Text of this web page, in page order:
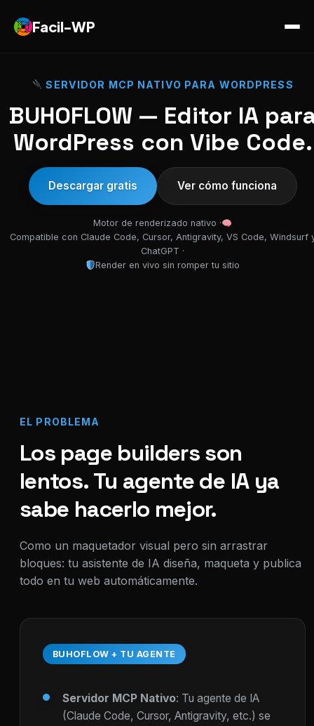
Facil-WP
SERVIDOR MCP NATIVO PARA WORDPRESS
BUHOFLOW — Editor IA
WordPress con Vibe Code.
Descargar gratis Ver cómo funciona
Motor de renderizado nativo ·
Compatible con Claude Code, Cursor, Antigravity, VS Code, Windsurf
ChatGPT ·
Render en vivo sin romper tu sitio
EL PROBLEMA
Los page builders son
lentos. Tu agente de IA ya
sabe hacerlo mejor.
Como un maquetador visual pero sin arrastrar
bloques: tu asistente de IA diseña, maqueta y publica
todo en tu web automáticamente.
BUHOFLOW + TU AGENTE
Servidor MCP Nativo: Tu agente de IA
(Claude Code, Cursor, Antigravity, etc.) se